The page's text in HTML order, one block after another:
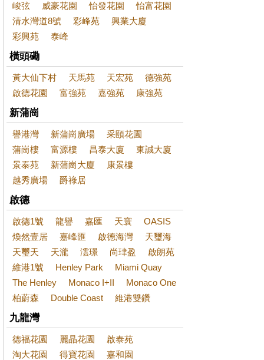
峻弦
威豪花園 怡發花園
怡富花園
清水灣道8號
彩峰苑
興業大廈
彩興苑
泰峰
橫頭磡
黃大仙下村 天馬苑 天宏苑
德強苑
啟德花園
富強苑 嘉強苑 康強苑
新蒲崗
譽港灣 新蒲崗廣場
采頤花園
蒲崗樓
富源樓 昌泰大廈
東誠大廈
景泰苑
新蒲崗大廈
康景樓
越秀廣場
爵祿居
啟德
啟德1號 龍譽 嘉匯 天寰
OASIS
煥然壹居
嘉峰匯 啟德海灣
天璽海
天璽天
天瀧 澐璟 尚珒盈
啟朗苑
維港1號
Henley Park
Miami Quay
The Henley
Monaco I+II
Monaco One
柏蔚森
Double Coast 維港雙鑽
九龍灣
德福花園 麗晶花園
啟泰苑
淘大花園
得寶花園 嘉和園